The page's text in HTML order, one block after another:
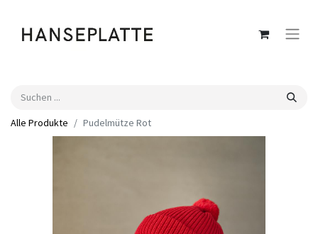
Alle Produkte Pudelmütze Rot